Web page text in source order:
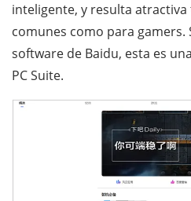
inteligente, y resulta
comunes como para gamers.
software de Baidu, esta es
PC Suite.